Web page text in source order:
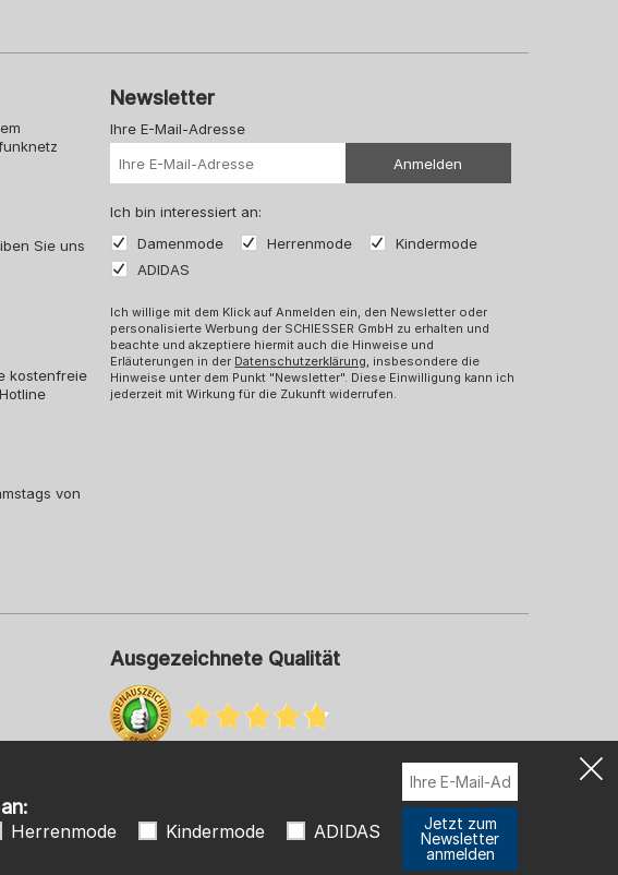
Sie uns
kostenfreie
von
Newsletter
Ihre E-Mail-Adresse
Anmelden
Ich bin interessiert an:
Damenmode
Herrenmode
Kindermode
ADIDAS
Ich willige mit dem Klick auf Anmelden ein, den Newsletter oder
personalisierte Werbung der SCHIESSER GmbH zu erhalten und
beachte und akzeptiere hiermit auch die Hinweise und
Erläuterungen in der Datenschutzerklärung, insbesondere die
Hinweise unter dem Punkt "Newsletter". Diese Einwilligung kann ich
jederzeit mit Wirkung für die Zukunft widerrufen.
Ausgezeichnete Qualität
Mehr Informationen zu unseren Bewertungen
Herrenmode Kindermode ADIDAS
Jetzt zum
Newsletter
anmelden